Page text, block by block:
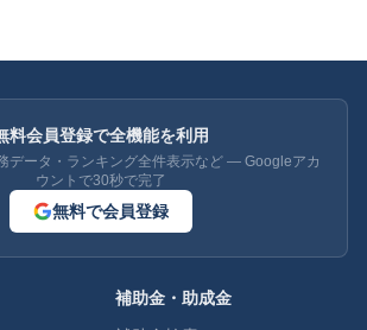
料会員登録で全機能を利用
データ・ランキング全件表示など — Googleアカ
ウントで30秒で完了
無料で会員登録
補助金・助成金